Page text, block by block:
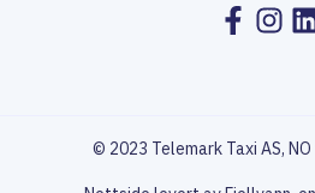
© 2023 Telemark Taxi AS,